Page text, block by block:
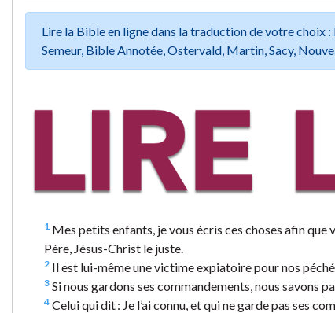
Lire la Bible en ligne dans la traduction de votre choix
Semeur, Bible Annotée, Ostervald, Martin, Sacy,
1 Mes petits enfants, je vous écris ces choses afin que
Père, Jésus-Christ le juste.
2 Il est lui-même une victime expiatoire pour nos
3 Si nous gardons ses commandements, nous savons
4 Celui qui dit : Je l’ai connu, et qui ne garde pas ses